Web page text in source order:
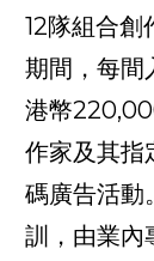
12隊組合創
期間，每間
港幣
作家及其指
碼廣告活動
訓，由業內